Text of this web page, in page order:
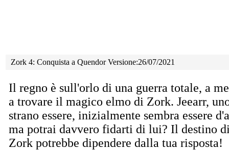
Zork 4: Conquista a Quendor Versione:26/07/2021
Il regno è sull'orlo di una guerra totale, a
a trovare il magico elmo di Zork. Jeearr,
strano essere, inizialmente sembra essere
ma potrai davvero fidarti di lui? Il destino
Zork potrebbe dipendere dalla tua risposta!